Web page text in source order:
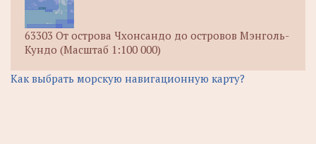
63303 От острова Чхонсандо до островов Мэнголь-
Кундо (Масштаб 1:100 000)
Как выбрать морскую навигационную карту?